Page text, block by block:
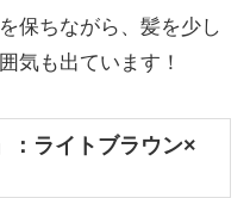
保ちながら、髪を少し
気も出ています！
：ライトブラウン×